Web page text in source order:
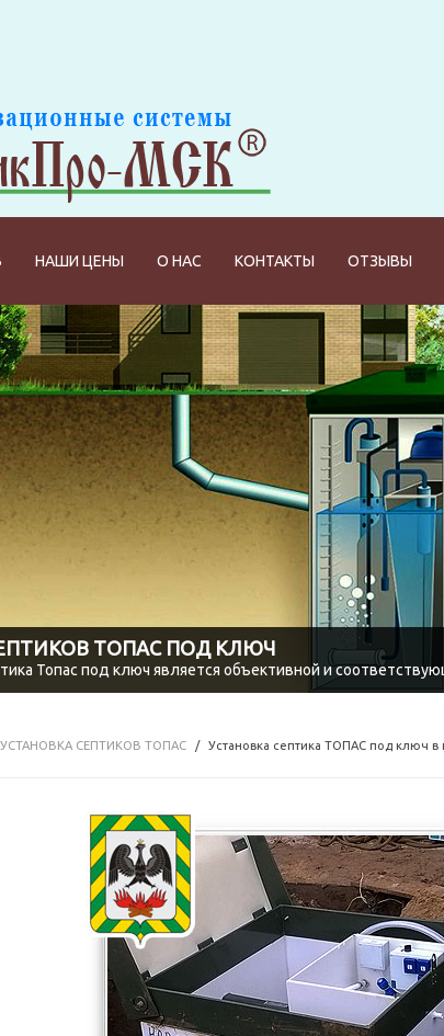
НАШИ ЦЕНЫ О НАС КОНТАКТЫ ОТЗЫВЫ
ТОПАС ПОД КЛЮЧ
Топас под ключ является объективной и
УСТАНОВКА СЕПТИКОВ ТОПАС Установка септика ТОПАС под ключ в